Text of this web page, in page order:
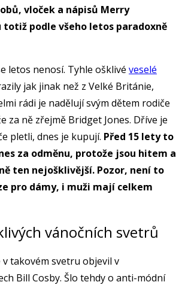
vloček a nápisů Merry
totiž podle všeho letos paradoxně
letos nenosí. Tyhle ošklivé veselé
jak jinak než z Velké Británie,
rádi je nadělují svým dětem rodiče
za ně zřejmě Bridget Jones. Dříve je
pletli, dnes je kupují. Před 15 lety to
za odměnu, protože jsou hitem a
ten nejošklivější. Pozor, není to
pro dámy, i muži mají celkem
vánočních svetrů
v takovém svetru objevil v
Bill Cosby. Šlo tehdy o anti-módní